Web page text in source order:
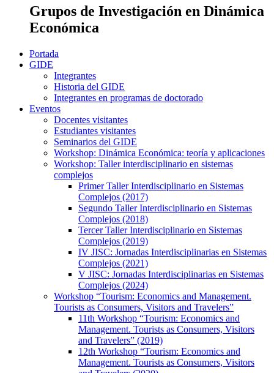
Grupos de Investigación en Dinámica
Económica
Portada
GIDE
Integrantes
Historia del GIDE
Integrantes en programas de doctorado
Eventos
Docentes visitantes
Estudiantes visitantes
Seminarios del GIDE
Workshop: Dinámica Económica: teoría y aplicaciones
Workshop: Taller interdisciplinario en sistemas
complejos
Primer Taller Interdisciplinario en Sistemas
Complejos (2017)
Segundo Taller Interdisciplinario en Sistemas
Complejos (2018)
Tercer Taller Interdisciplinario en Sistemas
Complejos (2019)
IV JISC: Jornadas Interdisciplinarias en Sistemas
Complejos (2021)
V JISC: Jornadas Interdisciplinarias en Sistemas
Complejos (2024)
Workshop “Tourism: Economics and Management.
Tourists as Consumers, Visitors and Travelers”
11th Workshop “Tourism: Economics and
Management. Tourists as Consumers, Visitors
and Travelers” (2019)
12th Workshop “Tourism: Economics and
Management. Tourists as Consumers, Visitors